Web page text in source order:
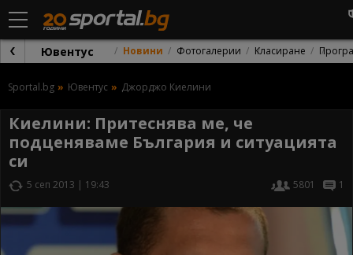
Ювентус Новини Фотогалерии Класиране
Sportal.bg Ювентус Джорджо Киелини
Киелини: Притеснява ме, че
подценяваме България и ситуацията
си
5 сеп 2013 | 19:43 5801 1